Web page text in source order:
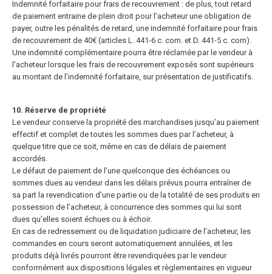
Indemnité forfaitaire pour frais de recouvrement : de plus, tout retard
de paiement entraine de plein droit pour l’acheteur une obligation de
payer, outre les pénalités de retard, une indemnité forfaitaire pour frais
de recouvrement de 40€ (articles L. 441-6 c. com. et D. 441-5 c. com).
Une indemnité complémentaire pourra être réclamée par le vendeur à
l’acheteur lorsque les frais de recouvrement exposés sont supérieurs
au montant de l’indemnité forfaitaire, sur présentation de justificatifs.
10. Réserve de propriété
Le vendeur conserve la propriété des marchandises jusqu’au paiement
effectif et complet de toutes les sommes dues par l’acheteur, à
quelque titre que ce soit, même en cas de délais de paiement
accordés.
Le défaut de paiement de l’une quelconque des échéances ou
sommes dues au vendeur dans les délais prévus pourra entraîner de
sa part la revendication d’une partie ou de la totalité de ses produits en
possession de l’acheteur, à concurrence des sommes qui lui sont
dues qu’elles soient échues ou à échoir.
En cas de redressement ou de liquidation judiciaire de l’acheteur, les
commandes en cours seront automatiquement annulées, et les
produits déjà livrés pourront être revendiquées par le vendeur
conformément aux dispositions légales et règlementaires en vigueur